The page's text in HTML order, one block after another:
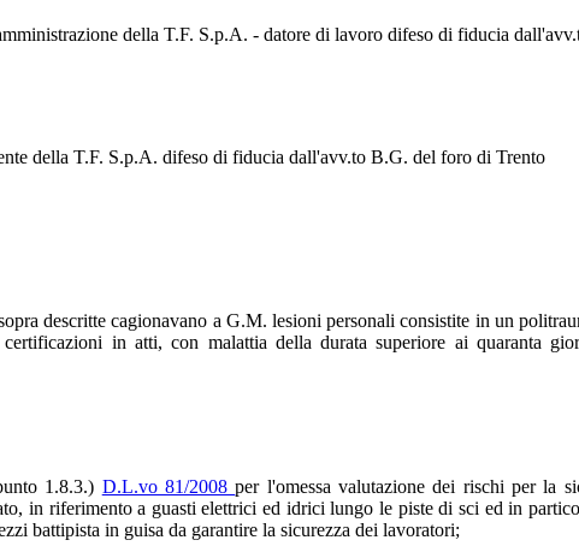
della T.F. S.p.A. - datore di lavoro difeso di fiducia
della T.F. S.p.A. difeso di fiducia dall'avv.to B.G. del foro di Trento
descritte cagionavano a G.M. lesioni personali consistite in un
in atti, con malattia della durata superiore ai quaranta
1.8.3.) D.L.vo 81/2008per l'omessa valutazione dei rischi per la
in riferimento a guasti elettrici ed idrici lungo le piste di sci ed in
battipista in guisa da garantire la sicurezza dei lavoratori;